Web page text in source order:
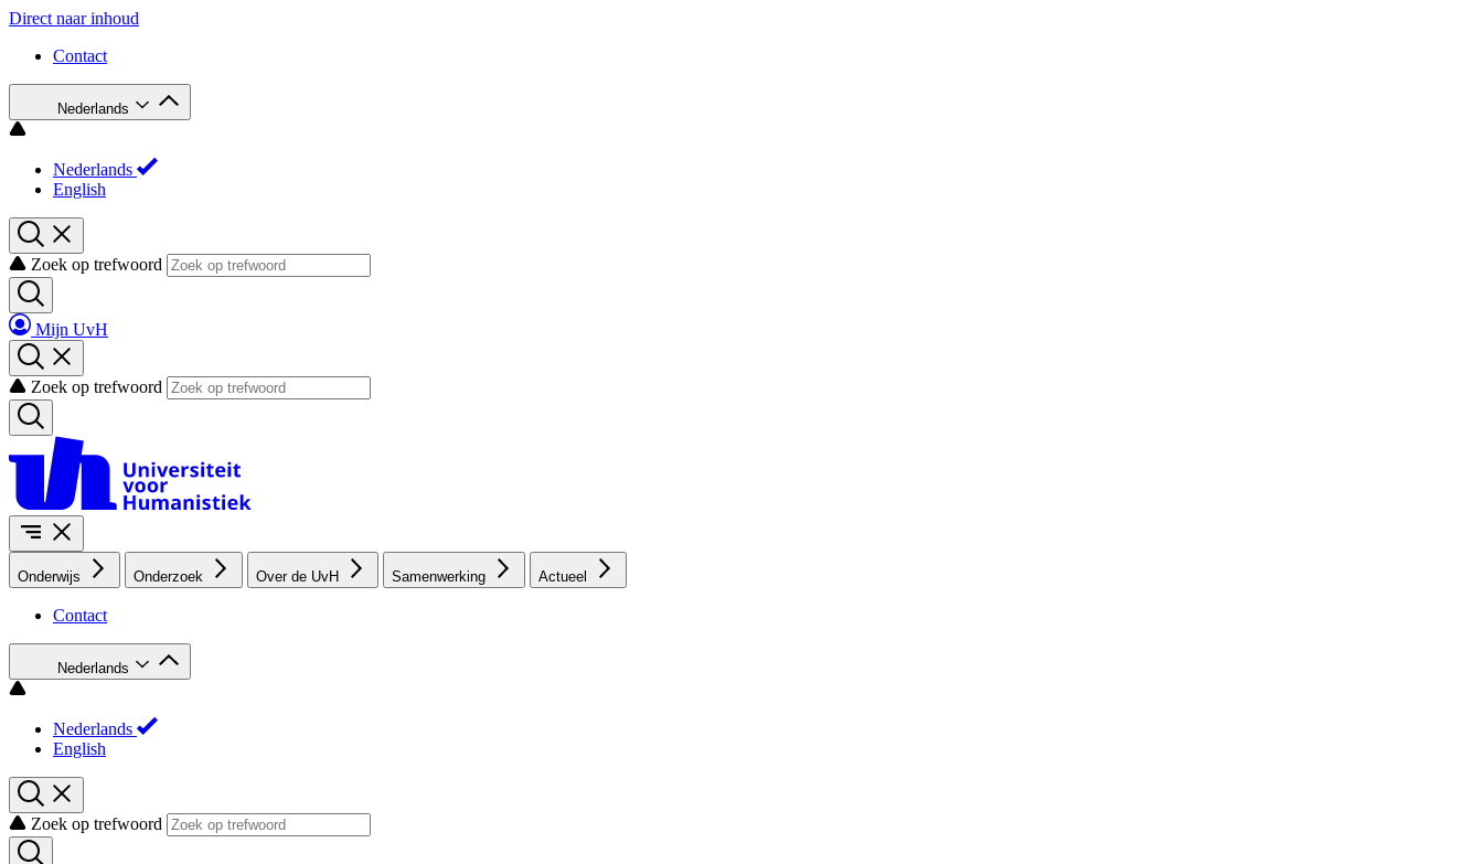
Direct naar inhoud
Contact
Nederlands
Nederlands
English
Zoek op trefwoord
Mijn UvH
Zoek op trefwoord
Onderwijs Onderzoek Over de UvH Samenwerking Actueel
Contact
Nederlands
Nederlands
English
Zoek op trefwoord